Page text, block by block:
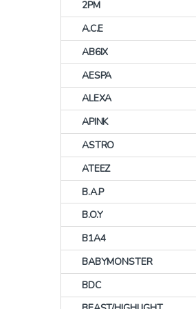
2PM
A.C.E
AB6IX
AESPA
ALEXA
APINK
ASTRO
ATEEZ
B.A.P
B.O.Y
B1A4
BABYMONSTER
BDC